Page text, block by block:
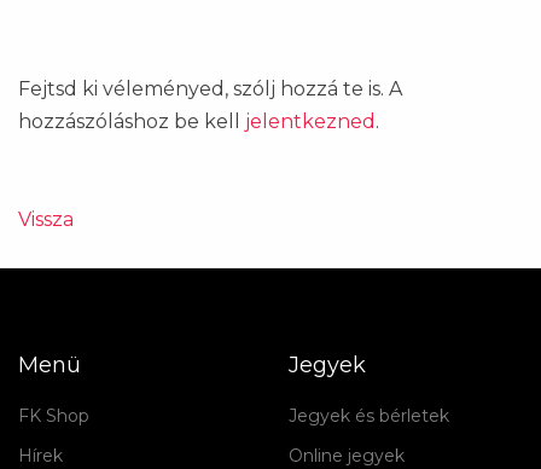
Fejtsd ki véleményed, szólj hozzá te is. A
hozzászóláshoz be kell jelentkezned .
Vissza
Menü
FK Shop
Hírek
Jegyek
Jegyek és bérletek
Online jegyek